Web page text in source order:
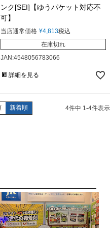
ンク[SEI]【ゆうパケット対応不
可】
当店通常価格 ¥4,813税込
在庫切れ
JAN:4548056783066
詳細を見る
新着順 4件中 1-4件表示